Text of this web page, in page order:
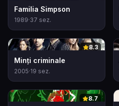
Familia Simpson
1989·37 sez.
0 8.3
Minți criminale
2005·19 sez.
0
0 8.7 0